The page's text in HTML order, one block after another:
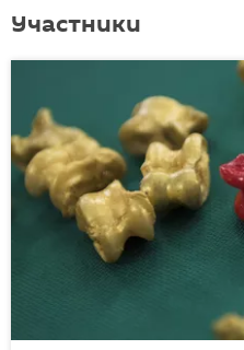
Участники